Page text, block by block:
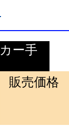
ー手
販売価格